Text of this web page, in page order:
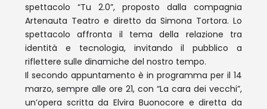
spettacolo “Tu 2.0”, proposto dalla compagnia
Artenauta Teatro e diretto da Simona Tortora. Lo
spettacolo affronta il tema della relazione tra
identità e tecnologia, invitando il pubblico a
riflettere sulle dinamiche del nostro tempo.
Il secondo appuntamento è in programma per il 14
marzo, sempre alle ore 21, con “La cara dei vecchi”,
un’opera scritta da Elvira Buonocore e diretta da